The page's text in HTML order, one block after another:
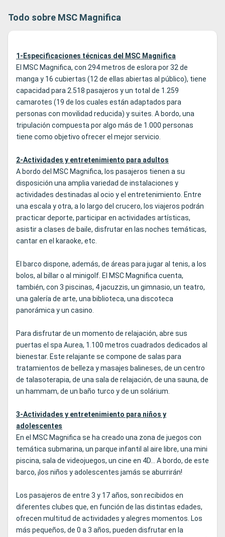
Todo sobre MSC Magnifica
1-Especificaciones técnicas del MSC Magnifica
El MSC Magnifica, con 294 metros de eslora por 32 de
manga y 16 cubiertas (12 de ellas abiertas al público), tiene
capacidad para 2.518 pasajeros y un total de 1.259
camarotes (19 de los cuales están adaptados para
personas con movilidad reducida) y suites. A bordo, una
tripulación compuesta por algo más de 1.000 personas
tiene como objetivo ofrecer el mejor servicio.
2-Actividades y entretenimiento para adultos
A bordo del MSC Magnifica, los pasajeros tienen a su
disposición una amplia variedad de instalaciones y
actividades destinadas al ocio y el entretenimiento. Entre
una escala y otra, a lo largo del crucero, los viajeros podrán
practicar deporte, participar en actividades artísticas,
asistir a clases de baile, disfrutar en las noches temáticas,
cantar en el karaoke, etc.
El barco dispone, además, de áreas para jugar al tenis, a los
bolos, al billar o al minigolf. El MSC Magnifica cuenta,
también, con 3 piscinas, 4 jacuzzis, un gimnasio, un teatro,
una galería de arte, una biblioteca, una discoteca
panorámica y un casino.
Para disfrutar de un momento de relajación, abre sus
puertas el spa Aurea, 1.100 metros cuadrados dedicados al
bienestar. Este relajante se compone de salas para
tratamientos de belleza y masajes balineses, de un centro
de talasoterapia, de una sala de relajación, de una sauna, de
un hammam, de un baño turco y de un solárium.
3-Actividades y entretenimiento para niños y
adolescentes
En el MSC Magnifica se ha creado una zona de juegos con
temática submarina, un parque infantil al aire libre, una mini
piscina, sala de videojuegos, un cine en 4D... A bordo, de este
barco, ¡los niños y adolescentes jamás se aburrirán!
Los pasajeros de entre 3 y 17 años, son recibidos en
diferentes clubes que, en función de las distintas edades,
ofrecen multitud de actividades y alegres momentos. Los
más pequeños, de 0 a 3 años, pueden disfrutar en la